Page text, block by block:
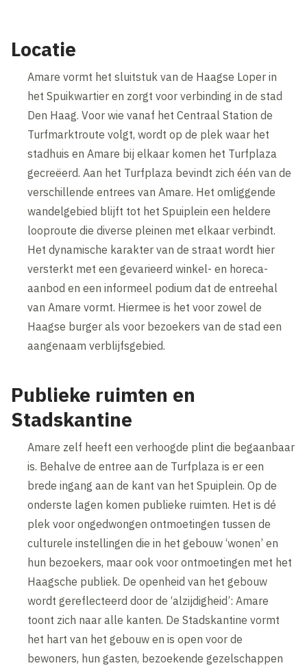
Locatie
Amare vormt het sluitstuk van de Haagse Loper in
het Spuikwartier en zorgt voor verbinding in de stad
Den Haag. Voor wie vanaf het Centraal Station de
Turfmarktroute volgt, wordt op de plek waar het
stadhuis en Amare bij elkaar komen het Turfplaza
gecreëerd. Aan het Turfplaza bevindt zich één van de
verschillende entrees van Amare. Het omliggende
wandelgebied blijft tot het Spuiplein een heldere
looproute die diverse pleinen met elkaar verbindt.
Het dynamische karakter van de straat wordt hier
versterkt met een gevarieerd winkel- en horeca-
aanbod en een informeel podium dat de entreehal
van Amare vormt. Hiermee is het voor zowel de
Haagse burger als voor bezoekers van de stad een
aangenaam verblijfsgebied.
Publieke ruimten en
Stadskantine
Amare zelf heeft een verhoogde plint die begaanbaar
is. Behalve de entree aan de Turfplaza is er een
brede ingang aan de kant van het Spuiplein. Op de
onderste lagen komen publieke ruimten. Het is dé
plek voor ongedwongen ontmoetingen tussen de
culturele instellingen die in het gebouw ‘wonen’ en
hun bezoekers, maar ook voor ontmoetingen met het
Haagsche publiek. De openheid van het gebouw
wordt gereflecteerd door de ‘alzijdigheid’: Amare
toont zich naar alle kanten. De Stadskantine vormt
het hart van het gebouw en is open voor de
bewoners, hun gasten, bezoekende gezelschappen